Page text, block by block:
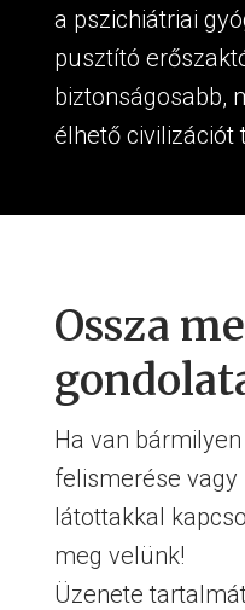
a pszichiátriai
pusztító
biztonságosabb,
élhető civilizációt
Ossza
Ha van
felismerése
látottakkal
meg velünk!
Üzenete